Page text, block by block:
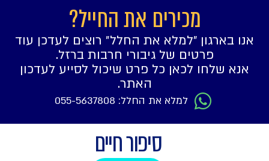
מכירים את החייל?
אנו בארגון ״למלא את החלל״ רוצים לעדכן עוד
פרטים של גיבורי חרבות ברזל.
אנא שלחו לכאן כל פרט שיכול לסייע לעדכון
האתר.
למלא את החלל: 055-5637808
סיפור חיים